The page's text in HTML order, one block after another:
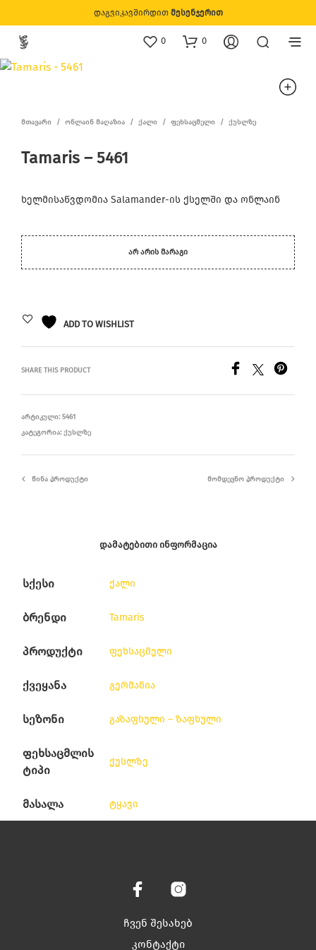
დაგვიკავშირდით მესენჯერით
0 0
ᲛᲗᲐᲕᲐᲠᲘ / ᲝᲜᲚᲐᲘᲜ ᲛᲐᲦᲐᲖᲘᲐ / ᲥᲐᲚᲘ / ᲤᲔᲮᲡᲐᲪᲛᲔᲚᲘ / ᲥᲣᲡᲚᲖᲔ
Tamaris – 5461
ხელმისაწვდომია Salamander-ის ქსელში და ონლაინ
ᲐᲠ ᲐᲠᲘᲡ ᲛᲐᲠᲐᲒᲘ
ADD TO WISHLIST
SHARE THIS PRODUCT
ᲐᲠᲢᲘᲙᲣᲚᲘ: 5461
ᲙᲐᲢᲔᲒᲝᲠᲘᲐ: ᲥᲣᲡᲚᲖᲔ
ᲬᲘᲜᲐ ᲞᲠᲝᲓᲣᲥᲢᲘ ᲛᲝᲛᲓᲔᲕᲜᲝ ᲞᲠᲝᲓᲣᲥᲢᲘ
ᲓᲐᲛᲐᲢᲔᲑᲘᲗᲘ ᲘᲜᲤᲝᲠᲛᲐᲪᲘᲐ
სქესი ქალი
ბრენდი Tamaris
პროდუქტი ფეხსაცმელი
ქვეყანა გერმანია
სეზონი გაზაფხული – ზაფხული
ფეხსაცმლის
ტიპი
ქუსლზე
მასალა ტყავი
ჩვენ შესახებ
კონტაქტი